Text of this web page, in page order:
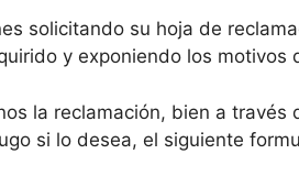
solicitando su hoja de
y exponiendo los motivos
la reclamación, bien a
si lo desea, el siguiente